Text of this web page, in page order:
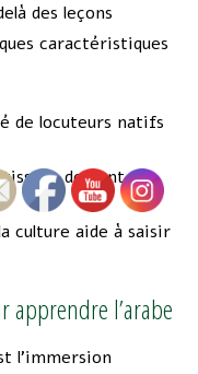
des leçons
caractéristiques
de locuteurs natifs
devient une
culture aide à saisir
apprendre l’arabe
l’immersion